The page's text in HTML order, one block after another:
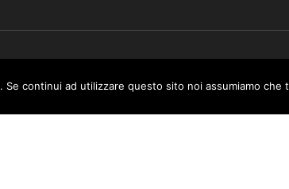
Pubblicità
cookies being used. Visit ourPrivacy and Cookie Policy.
continui ad utilizzare questo sito noi assumiamo che